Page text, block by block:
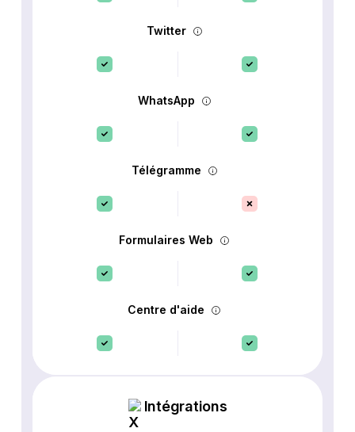
Twitter
WhatsApp
Télégramme
Formulaires Web
Centre d'aide
Intégrations